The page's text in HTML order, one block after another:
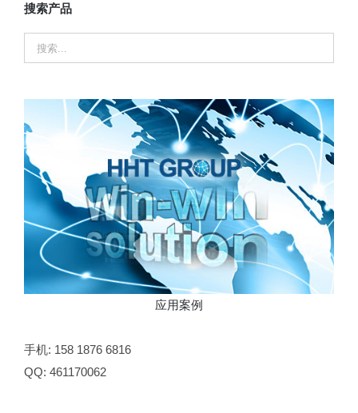
搜索产品
应用案例
手机: 158 1876 6816
QQ: 461170062